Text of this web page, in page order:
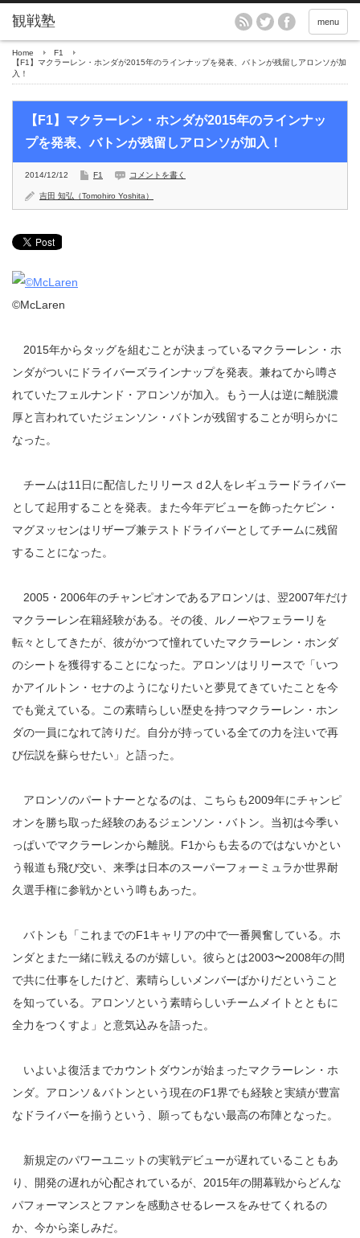
menu
Home
F1
【F1】マクラーレン・ホンダが2015年のラインナップを発表、バトンが残留しアロンソが加
入！
【F1】マクラーレン・ホンダが2015年のラインナッ
プを発表、バトンが残留しアロンソが加入！
2014/12/12 F1 コメントを書く
吉田 知弘（Tomohiro Yoshita）
©McLaren
2015年からタッグを組むことが決まっているマクラーレン・ホ
ンダがついにドライバーズラインナップを発表。兼ねてから噂さ
れていたフェルナンド・アロンソが加入。もう一人は逆に離脱濃
厚と言われていたジェンソン・バトンが残留することが明らかに
なった。
チームは11日に配信したリリースｄ2人をレギュラードライバー
として起用することを発表。また今年デビューを飾ったケビン・
マグヌッセンはリザーブ兼テストドライバーとしてチームに残留
することになった。
2005・2006年のチャンピオンであるアロンソは、翌2007年だけ
マクラーレン在籍経験がある。その後、ルノーやフェラーリを
転々としてきたが、彼がかつて憧れていたマクラーレン・ホンダ
のシートを獲得することになった。アロンソはリリースで「いつ
かアイルトン・セナのようになりたいと夢見てきていたことを今
でも覚えている。この素晴らしい歴史を持つマクラーレン・ホン
ダの一員になれて誇りだ。自分が持っている全ての力を注いで再
び伝説を蘇らせたい」と語った。
アロンソのパートナーとなるのは、こちらも2009年にチャンピ
オンを勝ち取った経験のあるジェンソン・バトン。当初は今季い
っぱいでマクラーレンから離脱。F1からも去るのではないかとい
う報道も飛び交い、来季は日本のスーパーフォーミュラか世界耐
久選手権に参戦かという噂もあった。
バトンも「これまでのF1キャリアの中で一番興奮している。ホ
ンダとまた一緒に戦えるのが嬉しい。彼らとは2003〜2008年の間
で共に仕事をしたけど、素晴らしいメンバーばかりだということ
を知っている。アロンソという素晴らしいチームメイトとともに
全力をつくすよ」と意気込みを語った。
いよいよ復活までカウントダウンが始まったマクラーレン・ホ
ンダ。アロンソ＆バトンという現在のF1界でも経験と実績が豊富
なドライバーを揃うという、願ってもない最高の布陣となった。
新規定のパワーユニットの実戦デビューが遅れていることもあ
り、開発の遅れが心配されているが、2015年の開幕戦からどんな
パフォーマンスとファンを感動させるレースをみせてくれるの
か、今から楽しみだ。